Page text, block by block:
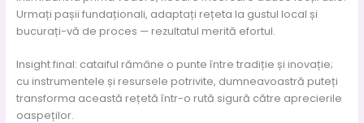
Urmați pașii fundaționali, adaptați rețeta la gustul local și
bucurați-vă de proces — rezultatul merită efortul.
Insight final: cataiful rămâne o punte între tradiție și inovație;
cu instrumentele și resursele potrivite, dumneavoastră puteți
transforma această rețetă într-o rută sigură către aprecierile
oaspeților.